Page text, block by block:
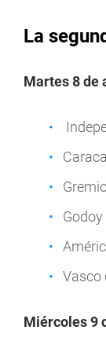
La
Martes 8 de
Vasco
Miércoles 9